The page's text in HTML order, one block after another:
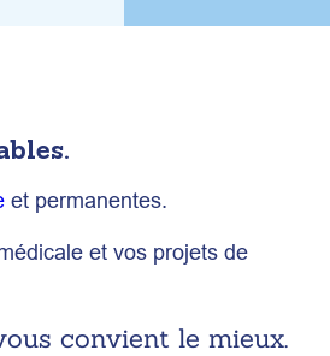
et permanentes.
et vos projets de
convient le mieux.